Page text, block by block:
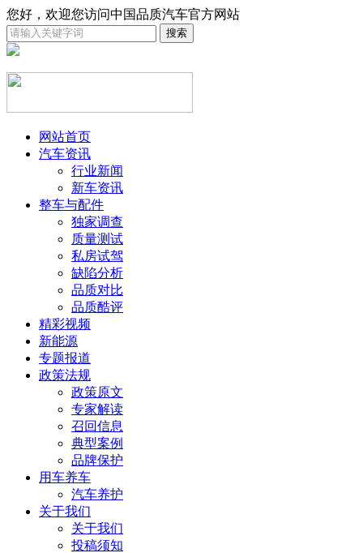
您好，欢迎您访问中国品质汽车官方网站
网站首页
汽车资讯
行业新闻
新车资讯
整车与配件
独家调查
质量测试
私房试驾
缺陷分析
品质对比
品质酷评
精彩视频
新能源
专题报道
政策法规
政策原文
专家解读
召回信息
典型案例
品牌保护
用车养车
汽车养护
关于我们
关于我们
投稿须知